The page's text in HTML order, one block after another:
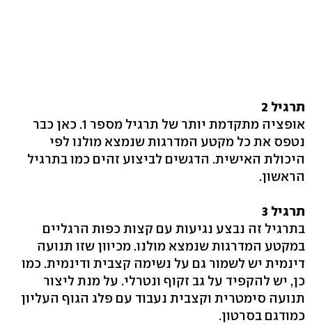
תרגיל 2
אופציה מתקדמת יותר של תרגיל מספר 1. כאן כבר
נטפס את כל מקטע המדרגות שנמצא מולנו לפי
היכולת האישית. הדגשים לביצוע זהים כמו בתרגיל
הראשון.
תרגיל 3
בתרגיל זה נבצע נגיעות עם קצות כפות הרגליים
במקטע המדרגות שנמצא מולנו. מכיוון שזו תנועה
דינמית יש לשמור גם על נשימה קצבית ודינמית. כמו
כן, יש להקפיד על גב זקוף ונטרלי. על מנת ליצור
תנועה סימטרית וקצבית נעבוד עם פלג הגוף העליון
כמודגם בסרטון.